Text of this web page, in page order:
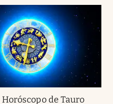
Horóscopo de Tauro